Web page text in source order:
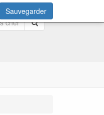
Rechercher
Sauvegarder